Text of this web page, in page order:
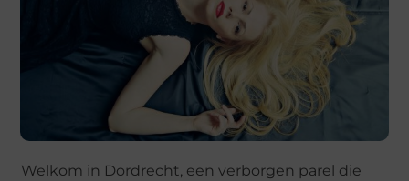
Welkom in Dordrecht, een verborgen parel die